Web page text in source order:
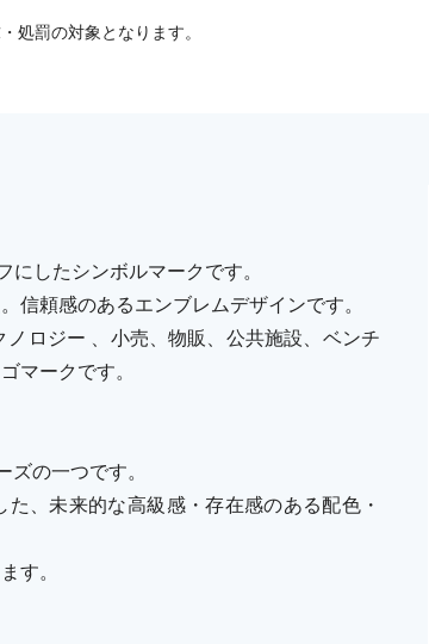
処罰の対象となります。
したシンボルマークです。
信頼感のあるエンブレムデザインです。
ロジー 、小売、物販、公共施設、ベンチ
マークです。
の一つです。
、未来的な高級感・存在感のある配色・
す。